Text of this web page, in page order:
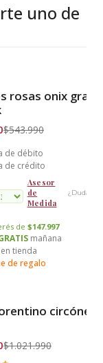
uno de
rosas onix
$543.990
de débito
de crédito
Asesor
de
Medida
¿Dudas?
de $147.997
mañana
tienda
de regalo
circónes
$1.021.990